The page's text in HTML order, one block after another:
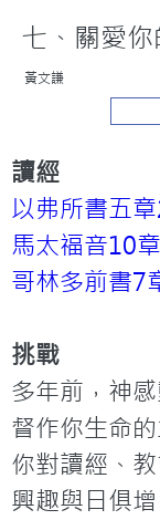
七、關愛
黃文謙
讀經
以弗所書五
馬太福音10
哥林多前書7
挑戰
多年前，神
督作你生命
你對讀經、
興趣與日俱